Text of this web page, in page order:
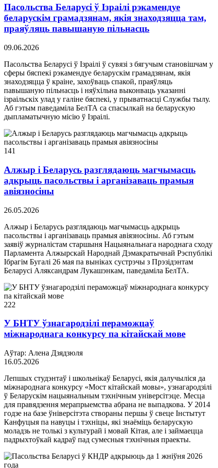
Пасольства Беларусі ў Ізраілі рэкамендуе
беларускім грамадзянам, якія знаходзяцца там,
праяўляць павышаную пільнасць
09.06.2026
Пасольства Беларусі ў Ізраілі ў сувязі з бягучым становішчам у
сферы бяспекі рэкамендуе беларускім грамадзянам, якія
знаходзяцца ў краіне, захоўваць спакой, праяўляць
павышаную пільнасць і няўхільна выконваць указанні
ізраільскіх улад у галіне бяспекі, у прыватнасці Службы тылу.
Аб гэтым паведаміла БелТА са спасылкай на беларускую
дыпламатычную місію ў Ізраілі.
141
Алжыр і Беларусь разглядаюць магчымасць
адкрыць пасольствы і арганізаваць прамыя
авіязносіны
26.05.2026
Алжыр і Беларусь разглядаюць магчымасць адкрыць
пасольствы і арганізаваць прамыя авіязносіны. Аб гэтым
заявіў журналістам старшыня Нацыянальнага народнага сходу
Парламента Алжырскай Народнай Дэмакратычнай Рэспублікі
Ібрагім Бугалі 26 мая па выніках сустрэчы з Прэзідэнтам
Беларусі Аляксандрам Лукашэнкам, паведаміла БелТА.
222
У БНТУ ўзнагародзілі пераможцаў
міжнароднага конкурсу па кітайскай мове
Аўтар: Алена Дзядзюля
16.05.2026
Лепшых студэнтаў і школьнікаў Беларусі, якія далучыліся да
міжнароднага конкурсу «Мост кітайскай мовы», узнагародзілі
ў Беларускім нацыянальным тэхнічным універсітэце. Месца
для правядзення мерапрыемства абрана не выпадкова. У 2014
годзе на базе ўніверсітэта створаны першы ў свеце Інстытут
Канфуцыя па навуцы і тэхніцы, які знаёміць беларускую
моладзь не толькі з культурай і мовай Кітая, але і займаецца
падрыхтоўкай кадраў пад сумесныя тэхнічныя праекты.